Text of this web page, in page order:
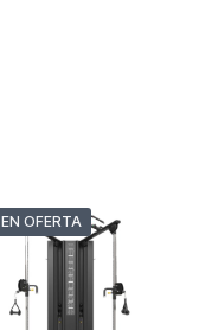
EN OFERTA